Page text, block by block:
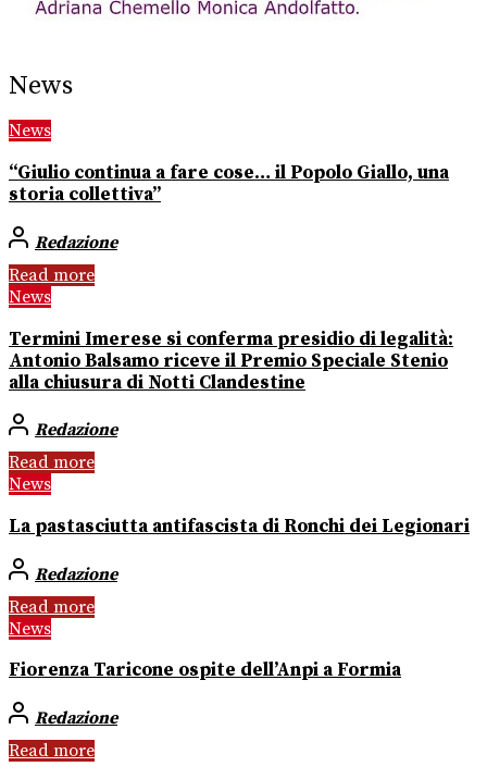
News
News
“Giulio continua a fare cose… il Popolo Giallo, una
storia collettiva”
Redazione
Read more
News
Termini Imerese si conferma presidio di legalità:
Antonio Balsamo riceve il Premio Speciale Stenio
alla chiusura di Notti Clandestine
Redazione
Read more
News
La pastasciutta antifascista di Ronchi dei Legionari
Redazione
Read more
News
Fiorenza Taricone ospite dell’Anpi a Formia
Redazione
Read more